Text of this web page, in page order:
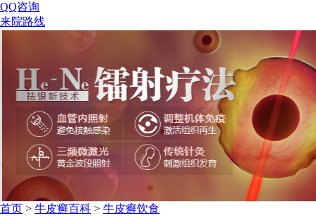
QQ咨询
来院路线
首页 > 牛皮癣百科 > 牛皮癣饮食